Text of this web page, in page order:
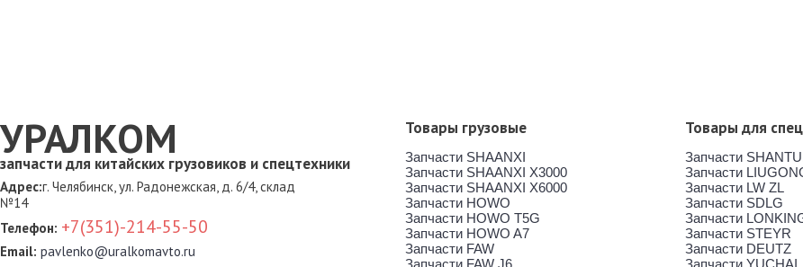
УРАЛКОМ
запчасти для китайских грузовиков и спецтехники
Адрес:г. Челябинск, ул. Радонежская, д. 6/4, склад
№14
Телефон: +7(351)-214-55-50
Email: pavlenko@uralkomavto.ru
Товары грузовые
Запчасти SHAANXI
Запчасти SHAANXI X3000
Запчасти SHAANXI X6000
Запчасти HOWO
Запчасти HOWO T5G
Запчасти HOWO A7
Запчасти FAW
Запчасти FAW J6
Товары для
Запчасти
Запчасти
Запчасти LW ZL
Запчасти SDLG
Запчасти
Запчасти STEYR
Запчасти DEUTZ
Запчасти YUCHAI